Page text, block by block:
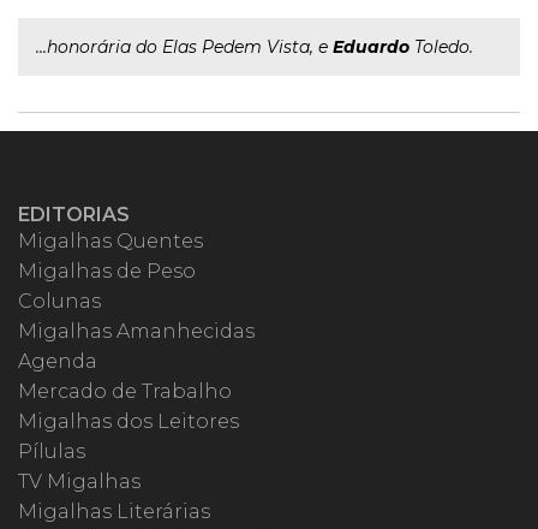
...honorária do Elas Pedem Vista, e Eduardo Toledo.
EDITORIAS
Migalhas Quentes
Migalhas de Peso
Colunas
Migalhas Amanhecidas
Agenda
Mercado de Trabalho
Migalhas dos Leitores
Pílulas
TV Migalhas
Migalhas Literárias